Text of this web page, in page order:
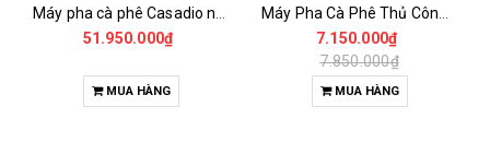
51.950.000₫
MUA HÀNG
7.150.000₫
7.850.000₫
MUA HÀNG